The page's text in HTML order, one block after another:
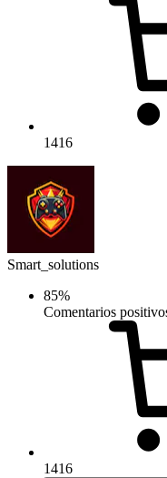
1416
Smart_solutions
85%
Comentarios
1416